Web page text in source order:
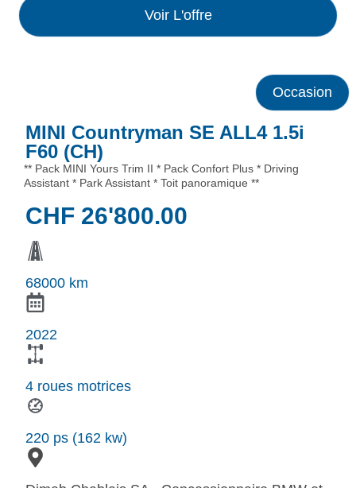
Voir L'offre
Occasion
MINI Countryman SE ALL4 1.5i
F60 (CH)
** Pack MINI Yours Trim II * Pack Confort Plus * Driving
Assistant * Park Assistant * Toit panoramique **
CHF 26'800.00
68000 km
2022
4 roues motrices
220 ps (162 kw)